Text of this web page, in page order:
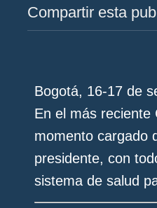
Compartir esta
Bogotá, 16-17 de
En el más reciente
momento cargado
presidente, con
sistema de salud